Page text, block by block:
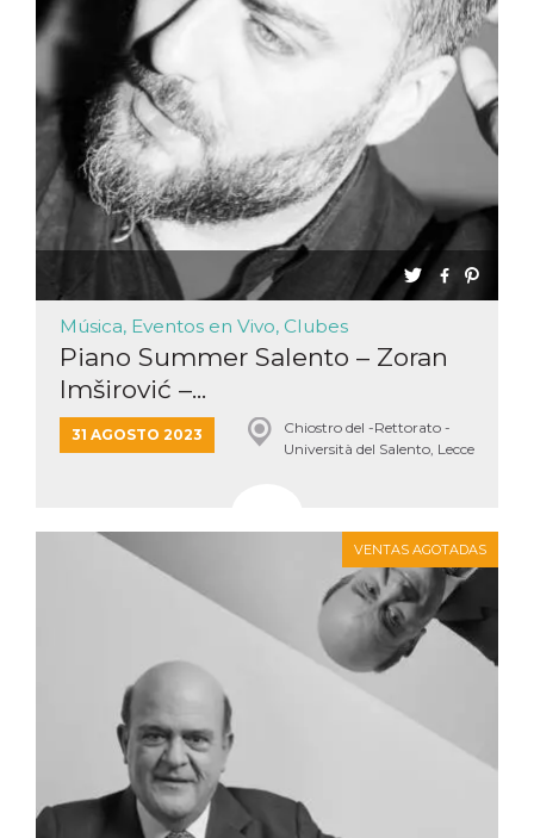
Música, Eventos en Vivo, Clubes
Piano Summer Salento – Zoran
Imširović –...
31 AGOSTO 2023
Chiostro del -Rettorato -
Università del Salento, Lecce
VENTAS AGOTADAS